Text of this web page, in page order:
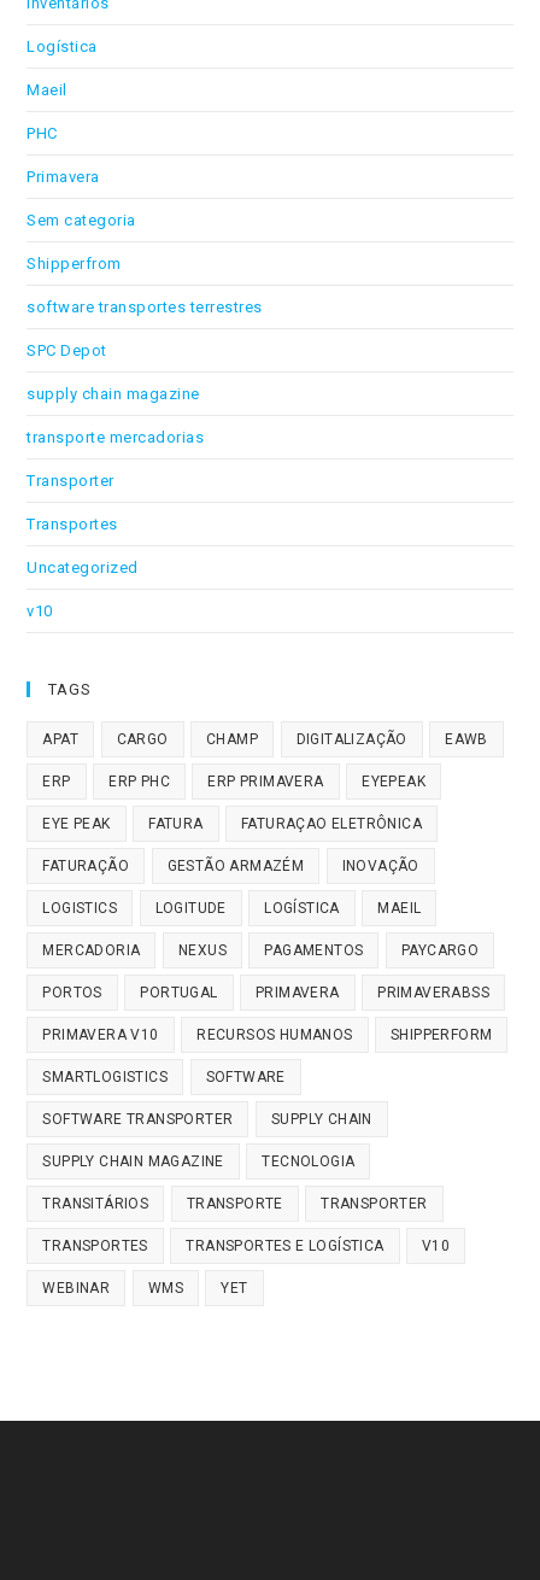
Logística
Maeil
PHC
Primavera
Sem categoria
Shipperfrom
software transportes terrestres
SPC Depot
supply chain magazine
transporte mercadorias
Transporter
Transportes
Uncategorized
v10
TAGS
APAT CARGO CHAMP DIGITALIZAÇÃO EAWB
ERP ERP PHC ERP PRIMAVERA EYEPEAK
EYE PEAK FATURA FATURAÇAO ELETRÔNICA
FATURAÇÃO GESTÃO ARMAZÉM INOVAÇÃO
LOGISTICS LOGITUDE LOGÍSTICA MAEIL
MERCADORIA NEXUS PAGAMENTOS PAYCARGO
PORTOS PORTUGAL PRIMAVERA PRIMAVERABSS
PRIMAVERA V10 RECURSOS HUMANOS SHIPPERFORM
SMARTLOGISTICS SOFTWARE
SOFTWARE TRANSPORTER SUPPLY CHAIN
SUPPLY CHAIN MAGAZINE TECNOLOGIA
TRANSITÁRIOS TRANSPORTE TRANSPORTER
TRANSPORTES TRANSPORTES E LOGÍSTICA V10
WEBINAR WMS YET